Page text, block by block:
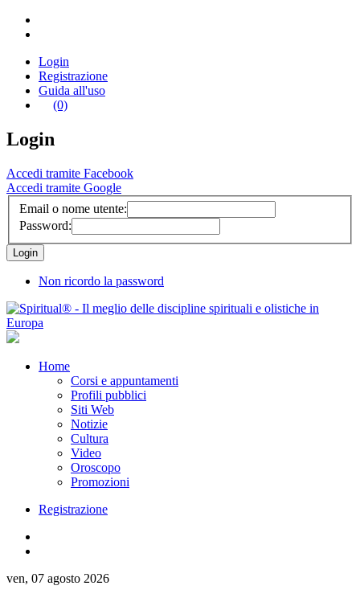
Login
Registrazione
Guida all'uso
(0)
Login
Accedi tramite Facebook
Accedi tramite Google
Email o nome utente:
Password:
Non ricordo la password
Home
Corsi e appuntamenti
Profili pubblici
Siti Web
Notizie
Cultura
Video
Oroscopo
Promozioni
Registrazione
ven, 07 agosto 2026